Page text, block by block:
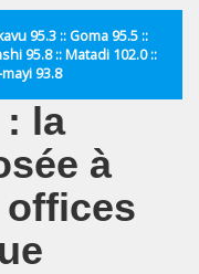
95.3 :: Goma 95.5 ::
95.8 :: Matadi 102.0 ::
93.8
la
à